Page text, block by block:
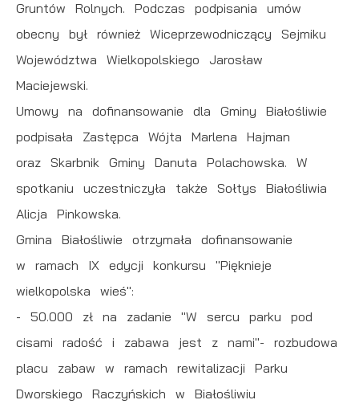
Gruntów Rolnych. Podczas podpisania umów
obecny był również Wiceprzewodniczący Sejmiku
Województwa Wielkopolskiego Jarosław
Maciejewski.
Umowy na dofinansowanie dla Gminy Białośliwie
podpisała Zastępca Wójta Marlena Hajman
oraz Skarbnik Gminy Danuta Polachowska. W
spotkaniu uczestniczyła także Sołtys Białośliwia
Alicja Pinkowska.
Gmina Białośliwie otrzymała dofinansowanie
w ramach IX edycji konkursu "Pięknieje
wielkopolska wieś":
- 50.000 zł na zadanie "W sercu parku pod
cisami radość i zabawa jest z nami"- rozbudowa
placu zabaw w ramach rewitalizacji Parku
Dworskiego Raczyńskich w Białośliwiu